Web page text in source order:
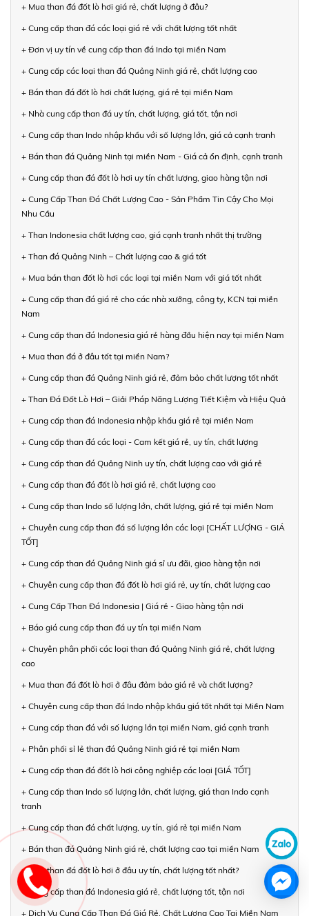
+ Mua than đá đốt lò hơi giá rẻ, chất lượng ở đâu?
+ Cung cấp than đá các loại giá rẻ với chất lượng tốt nhất
+ Đơn vị uy tín về cung cấp than đá Indo tại miền Nam
+ Cung cấp các loại than đá Quảng Ninh giá rẻ, chất lượng cao
+ Bán than đá đốt lò hơi chất lượng, giá rẻ tại miền Nam
+ Nhà cung cấp than đá uy tín, chất lượng, giá tốt, tận nơi
+ Cung cấp than Indo nhập khẩu với số lượng lớn, giá cả cạnh tranh
+ Bán than đá Quảng Ninh tại miền Nam - Giá cả ổn định, cạnh tranh
+ Cung cấp than đá đốt lò hơi uy tín chất lượng, giao hàng tận nơi
+ Cung Cấp Than Đá Chất Lượng Cao - Sản Phẩm Tin Cậy Cho Mọi
Nhu Cầu
+ Than Indonesia chất lượng cao, giá cạnh tranh nhất thị trường
+ Than đá Quảng Ninh – Chất lượng cao & giá tốt
+ Mua bán than đốt lò hơi các loại tại miền Nam với giá tốt nhất
+ Cung cấp than đá giá rẻ cho các nhà xưởng, công ty, KCN tại miền
Nam
+ Cung cấp than đá Indonesia giá rẻ hàng đầu hiện nay tại miền Nam
+ Mua than đá ở đâu tốt tại miền Nam?
+ Cung cấp than đá Quảng Ninh giá rẻ, đảm bảo chất lượng tốt nhất
+ Than Đá Đốt Lò Hơi – Giải Pháp Năng Lượng Tiết Kiệm và Hiệu Quả
+ Cung cấp than đá Indonesia nhập khẩu giá rẻ tại miền Nam
+ Cung cấp than đá các loại - Cam kết giá rẻ, uy tín, chất lượng
+ Cung cấp than đá Quảng Ninh uy tín, chất lượng cao với giá rẻ
+ Cung cấp than đá đốt lò hơi giá rẻ, chất lượng cao
+ Cung cấp than Indo số lượng lớn, chất lượng, giá rẻ tại miền Nam
+ Chuyên cung cấp than đá số lượng lớn các loại [CHẤT LƯỢNG - GIÁ
TỐT]
+ Cung cấp than đá Quảng Ninh giá sỉ ưu đãi, giao hàng tận nơi
+ Chuyên cung cấp than đá đốt lò hơi giá rẻ, uy tín, chất lượng cao
+ Cung Cấp Than Đá Indonesia | Giá rẻ - Giao hàng tận nơi
+ Báo giá cung cấp than đá uy tín tại miền Nam
+ Chuyên phân phối các loại than đá Quảng Ninh giá rẻ, chất lượng
cao
+ Mua than đá đốt lò hơi ở đâu đảm bảo giá rẻ và chất lượng?
+ Chuyên cung cấp than đá Indo nhập khẩu giá tốt nhất tại Miền Nam
+ Cung cấp than đá với số lượng lớn tại miền Nam, giá cạnh tranh
+ Phân phối sỉ lẻ than đá Quảng Ninh giá rẻ tại miền Nam
+ Cung cấp than đá đốt lò hơi công nghiệp các loại [GIÁ TỐT]
+ Cung cấp than Indo số lượng lớn, chất lượng, giá than Indo cạnh
tranh
+ Cung cấp than đá chất lượng, uy tín, giá rẻ tại miền Nam
+ Bán than đá Quảng Ninh giá rẻ, chất lượng cao tại miền Nam
+ Mua than đá đốt lò hơi ở đâu uy tín, chất lượng tốt nhất?
+ Cung cấp than đá Indonesia giá rẻ, chất lượng tốt, tận nơi
+ Dịch Vụ Cung Cấp Than Đá Giá Rẻ, Chất Lượng Cao Tại Miền Nam